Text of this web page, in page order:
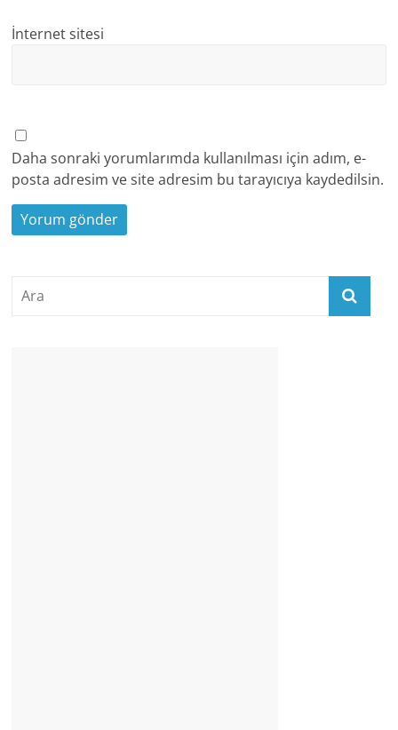
İnternet sitesi
Daha sonraki yorumlarımda kullanılması için adım, e-
posta adresim ve site adresim bu tarayıcıya kaydedilsin.